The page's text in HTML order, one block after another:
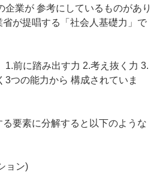
企業が 参考にしているものがあり
が提唱する「社会人基礎力」で
1.前に踏み出す力 2.考え抜く力 3.
3つの能力から 構成されていま
要素に分解すると以下のような
ョン)